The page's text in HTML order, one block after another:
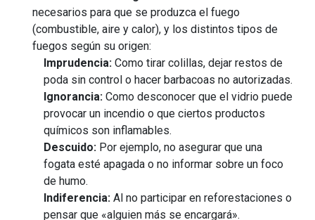
necesarios para que se produzca el fuego
(combustible, aire y calor), y los distintos tipos de
fuegos según su origen:
Imprudencia: Como tirar colillas, dejar restos de
poda sin control o hacer barbacoas no autorizadas.
Ignorancia: Como desconocer que el vidrio puede
provocar un incendio o que ciertos productos
químicos son inflamables.
Descuido: Por ejemplo, no asegurar que una
fogata esté apagada o no informar sobre un foco
de humo.
Indiferencia: Al no participar en reforestaciones o
pensar que «alguien más se encargará».